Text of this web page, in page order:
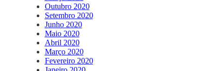
Outubro 2020
Setembro 2020
Junho 2020
Maio 2020
Abril 2020
Março 2020
Fevereiro 2020